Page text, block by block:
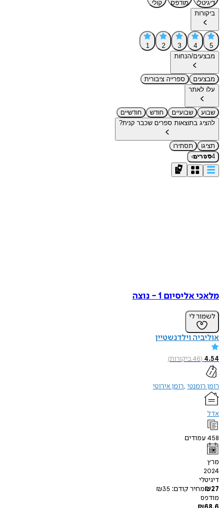
דיגיטלי מודפס
קולי
ביקורות
5
4
3
2
1
מבצעים/הנחות
מבצעים
ספרייה ציבורית
עלו לאתר
שבוע שבועיים חודש
חודשיים
להציג בתוצאות ספרים שכבר קנית?
תציגו
תסתירו
4ספרים›
מלאכי אליסיום 1 - נוצה
לשמור לי
אוליביה וילדנשטיין
4.54
(
46ביקורות)
רומן רומנטי רומן אירוטי
אדל
458 עמודים
מרץ
2024
דיגיטלי
₪27 מחיר קודם: ₪35
מודפס